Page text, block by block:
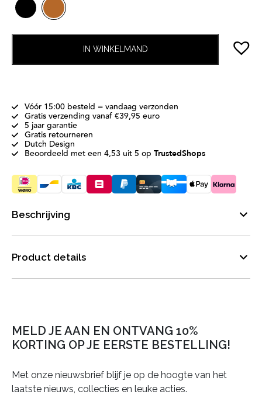
IN WINKELMAND
Vóór 15:00 besteld = vandaag verzonden
Gratis verzending vanaf €39,95 euro
5 jaar garantie
Gratis retourneren
Dutch Design
Beoordeeld met een 4,53 uit 5 op TrustedShops
Beschrijving
Product details
MELD JE AAN EN ONTVANG 10%
KORTING OP JE EERSTE BESTELLING!
Met onze nieuwsbrief blijf je op de hoogte van het
laatste nieuws, collecties en leuke acties.